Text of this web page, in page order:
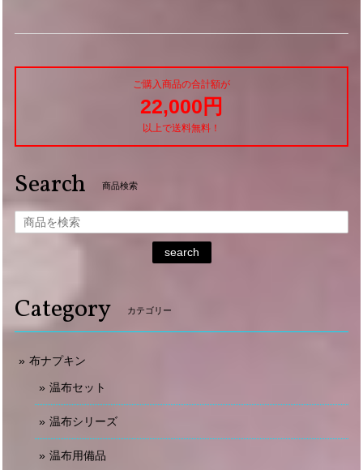
ご購入商品の合計額が
22,000円
以上で送料無料！
Search 商品検索
search
Category カテゴリー
布ナプキン
温布セット
温布シリーズ
温布用備品